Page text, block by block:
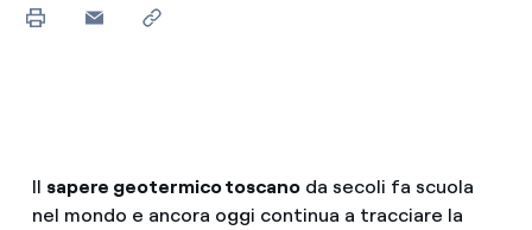
Il sapere geotermico toscanoda secoli fa scuola
nel mondo e ancora oggi continua a tracciare la